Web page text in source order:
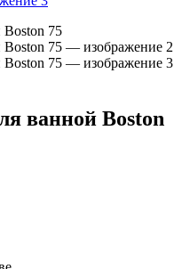
ванной Boston